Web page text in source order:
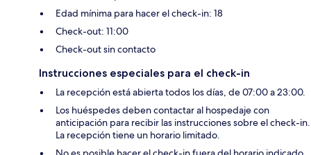
Edad mínima para hacer el check-in: 18
Check-out: 11:00
Check-out sin contacto
Instrucciones especiales para el check-in
La recepción está abierta todos los días, de 07:00 a 23:00.
Los huéspedes deben contactar al hospedaje con
anticipación para recibir las instrucciones sobre el check-in.
La recepción tiene un horario limitado.